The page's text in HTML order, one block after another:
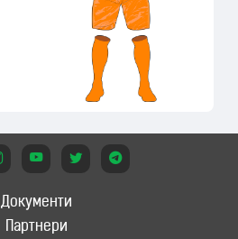
Документи
Партнери